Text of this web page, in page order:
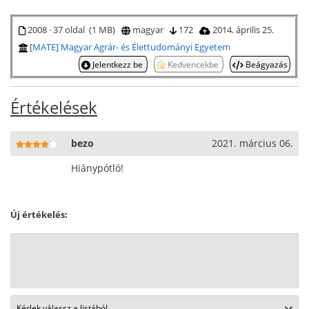
2008 · 37 oldal (1 MB) magyar 172
2014. április 25.
[MATE] Magyar Agrár- és Élettudományi Egyetem
Jelentkezz be Kedvencekbe Beágyazás
Értékelések
bezo
2021. március 06.
Hiánypótló!
Új értékelés: